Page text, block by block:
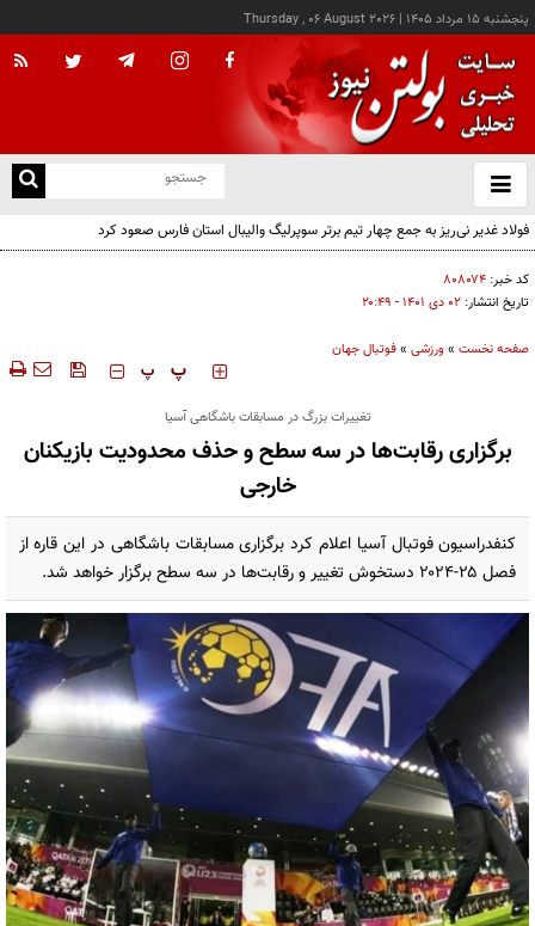
پنجشنبه ۱۵ مرداد ۱۴۰۵ |
Thursday , 06 August 2026
باز
و
فولاد غدیر نی‌ریز به جمع چهار تیم برتر سوپرلیگ والیبال استان فارس صعود کرد
کد خبر: ۸۰۸۰۷۴
تاریخ انتشار: ۰۲ دی ۱۴۰۱ - ۲۰:۴۹
صفحه نخست »ورزشی »فوتبال جهان
‍‍‍ پ پ
تغییرات بزرگ در مسابقات باشگاهی آسیا
برگزاری رقابت‌ها در سه سطح و حذف محدودیت بازیکنان
خارجی
کنفدراسیون فوتبال آسیا اعلام کرد برگزاری مسابقات باشگاهی در این قاره از
فصل ۲۵-۲۰۲۴ دستخوش تغییر و رقابت‌ها در سه سطح برگزار خواهد شد.